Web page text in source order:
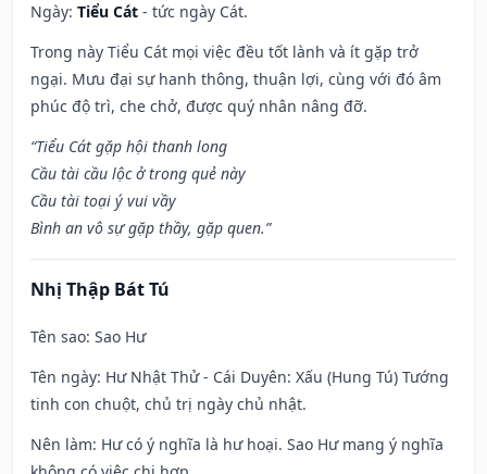
Ngày: Tiểu Cát - tức ngày Cát.
Trong này Tiểu Cát mọi việc đều tốt lành và ít gặp trở
ngại. Mưu đại sự hanh thông, thuận lợi, cùng với đó âm
phúc độ trì, che chở, được quý nhân nâng đỡ.
“Tiểu Cát gặp hội thanh long
Cầu tài cầu lộc ở trong quẻ này
Cầu tài toại ý vui vầy
Bình an vô sự gặp thầy, gặp quen.”
Nhị Thập Bát Tú
Tên sao: Sao Hư
Tên ngày: Hư Nhật Thử - Cái Duyên: Xấu (Hung Tú) Tướng
tinh con chuột, chủ trị ngày chủ nhật.
Nên làm: Hư có ý nghĩa là hư hoại. Sao Hư mang ý nghĩa